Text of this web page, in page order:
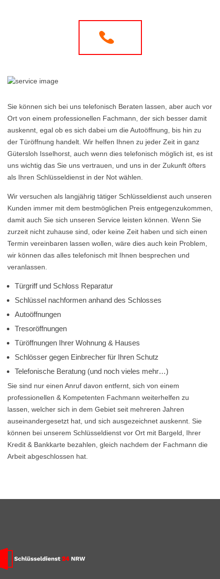
Sie können sich bei uns telefonisch Beraten lassen, aber auch vor
Ort von einem professionellen Fachmann, der sich besser damit
auskennt, egal ob es sich dabei um die Autoöffnung, bis hin zu
der Türöffnung handelt. Wir helfen Ihnen zu jeder Zeit in ganz
Gütersloh Isselhorst, auch wenn dies telefonisch möglich ist, es ist
uns wichtig das Sie uns vertrauen, und uns in der Zukunft öfters
als Ihren Schlüsseldienst in der Not wählen.
Wir versuchen als langjährig tätiger Schlüsseldienst auch unseren
Kunden immer mit dem bestmöglichen Preis entgegenzukommen,
damit auch Sie sich unseren Service leisten können. Wenn Sie
zurzeit nicht zuhause sind, oder keine Zeit haben und sich einen
Termin vereinbaren lassen wollen, wäre dies auch kein Problem,
wir können das alles telefonisch mit Ihnen besprechen und
veranlassen.
Türgriff und Schloss Reparatur
Schlüssel nachformen anhand des Schlosses
Autoöffnungen
Tresoröffnungen
Türöffnungen Ihrer Wohnung & Hauses
Schlösser gegen Einbrecher für Ihren Schutz
Telefonische Beratung (und noch vieles mehr…)
Sie sind nur einen Anruf davon entfernt, sich von einem
professionellen & Kompetenten Fachmann weiterhelfen zu
lassen, welcher sich in dem Gebiet seit mehreren Jahren
auseinandergesetzt hat, und sich ausgezeichnet auskennt. Sie
können bei unserem Schlüsseldienst vor Ort mit Bargeld, Ihrer
Kredit & Bankkarte bezahlen, gleich nachdem der Fachmann die
Arbeit abgeschlossen hat.